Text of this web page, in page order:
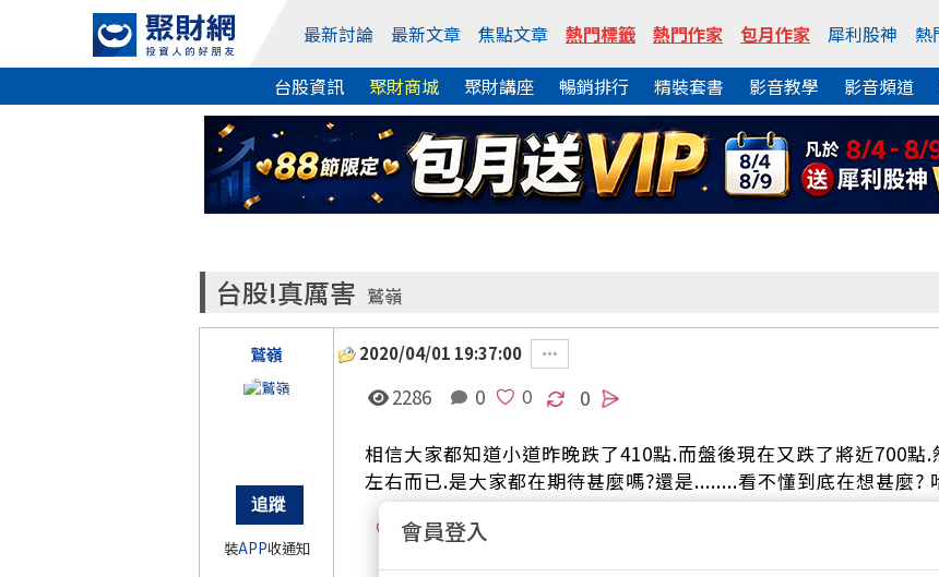
最新討論 最新文章 焦點文章 熱門標籤 熱門作家 包月作家 犀利股神 熱
台股資訊 聚財商城 聚財講座 暢銷排行 精裝套書 影音教學 影音頻道
台股!真厲害 鷲嶺
鷲嶺
裝APP收通知
2020/04/01 19:37:00
2286 0 0
相信大家都知道小道昨晚跌了410點.而盤後現在又跌了將近700
左右而已.是大家都在期待甚麼嗎?還是........看不懂到底在想甚麼?
0
會員登入